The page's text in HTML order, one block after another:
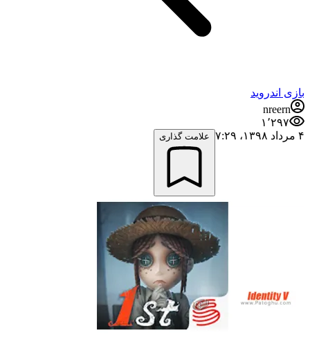
بازی اندروید
nreern
۱٬۲۹۷
۴ مرداد ۱۳۹۸،‏ ۷:۲۹
علامت گذاری